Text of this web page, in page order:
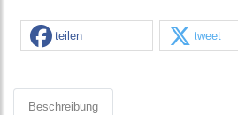
teilen tweet
Beschreibung